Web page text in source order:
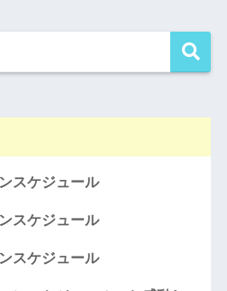
スケジュール
スケジュール
スケジュール